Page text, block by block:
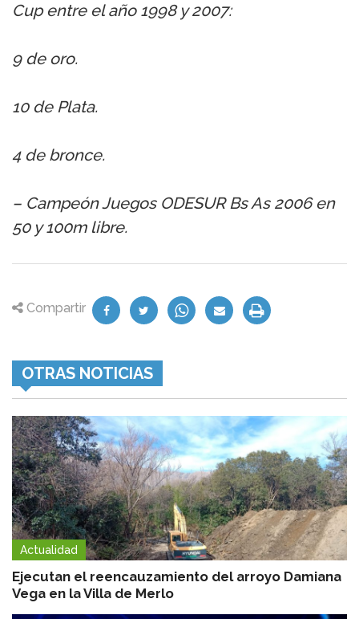
Cup entre el año 1998 y 2007:
9 de oro.
10 de Plata.
4 de bronce.
– Campeón Juegos ODESUR Bs As 2006 en
50 y 100m libre.
Compartir
OTRAS NOTICIAS
Actualidad
Ejecutan el reencauzamiento del arroyo Damiana
Vega en la Villa de Merlo